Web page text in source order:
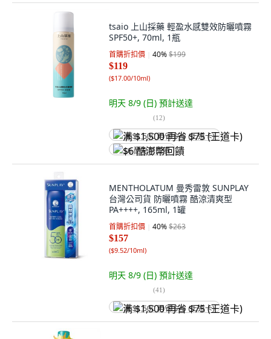
tsaio 上山採藥 輕盈水感雙效防曬噴霧
SPF50+, 70ml, 1瓶
首購折扣價 40%$199
$119
($17.00/10ml)
明天 8/9 (日) 預計送達
(12)
满 $1,500 再省 $75 (王道卡)
$6 酷澎幣回饋
MENTHOLATUM 曼秀雷敦 SUNPLAY
台灣公司貨 防曬噴霧 酷涼清爽型
PA++++, 165ml, 1罐
首購折扣價 40%$263
$157
($9.52/10ml)
明天 8/9 (日) 預計送達
(41)
满 $1,500 再省 $75 (王道卡)